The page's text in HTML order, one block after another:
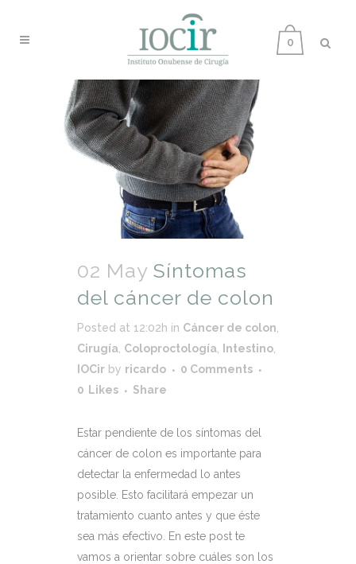
0
02 May Síntomas
del cáncer de colon
Posted at 12:02h in Cáncer de colon
Cirugía Coloproctología Intestino
IOCir by ricardo
0 Comments
0 Likes Share
Estar pendiente de los síntomas del
cáncer de colon es importante para
detectar la enfermedad lo antes
posible. Esto facilitará empezar un
tratamiento cuanto antes y que éste
sea más efectivo. En este post te
vamos a orientar sobre cuáles son los